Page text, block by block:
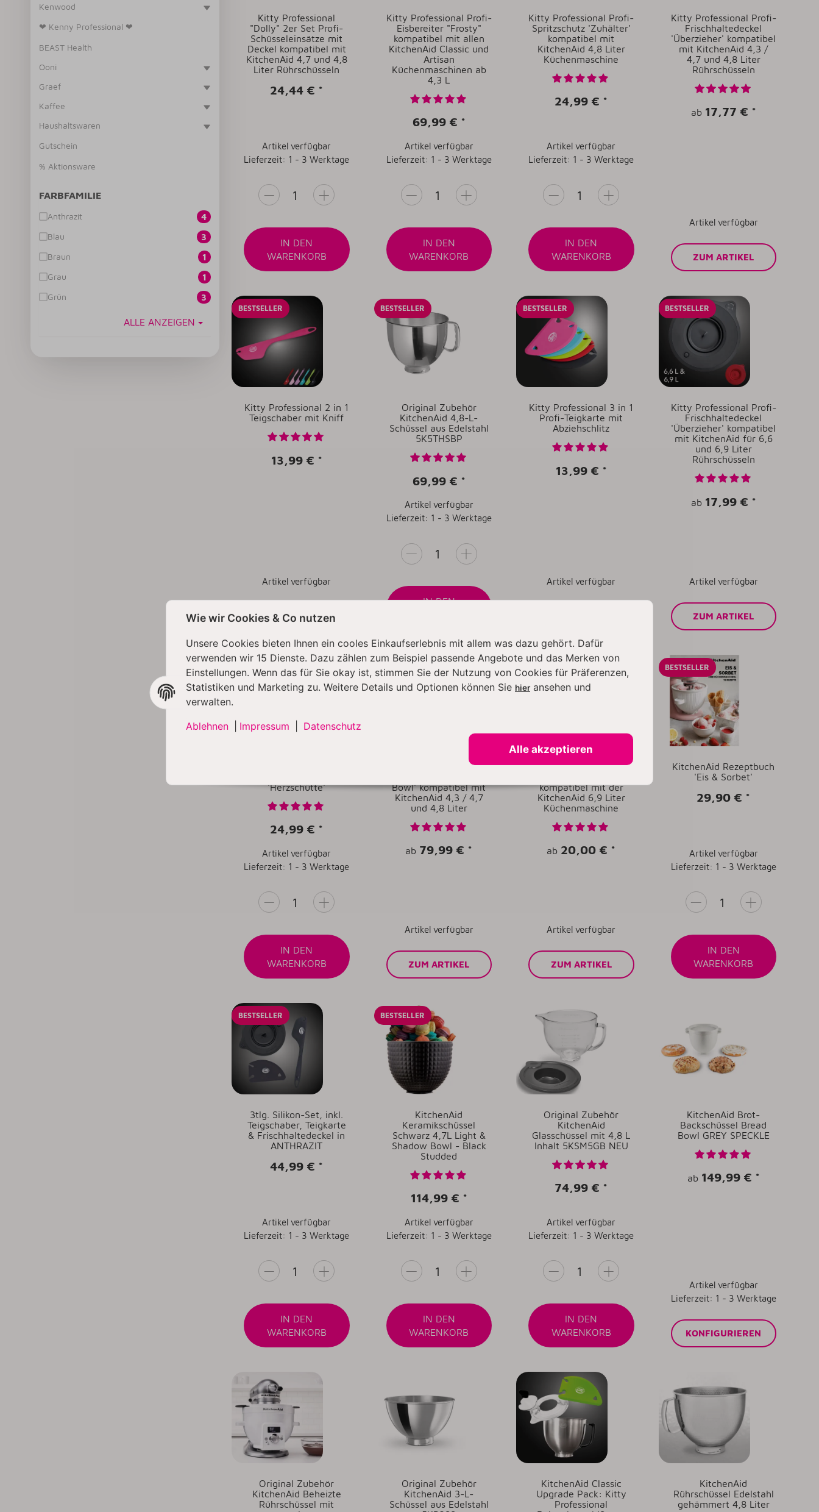
Kitty Professional
"Dolly" 2er Set Profi-
Schüsseleinsätze mit
Deckel kompatibel mit
KitchenAid 4,7 und 4,8
Liter Rührschüsseln
24,44 € *
Artikel verfügbar
Lieferzeit: 1 - 3 Werktage
IN DEN
WARENKORB
Kitty Professional Profi-
Eisbereiter "Frosty"
kompatibel mit allen
KitchenAid Classic und
Artisan
Küchenmaschinen ab
4,3 L
69,99 € *
Artikel verfügbar
Lieferzeit: 1 - 3 Werktage
IN DEN
WARENKORB
Kitty Professional Profi-
Spritzschutz 'Zuhälter'
kompatibel mit
KitchenAid 4,8 Liter
Küchenmaschine
24,99 € *
Artikel verfügbar
Lieferzeit: 1 - 3 Werktage
IN DEN
WARENKORB
Kitty Professional Profi-
Frischhaltedeckel
'Überzieher' kompatibel
mit KitchenAid 4,3 /
4,7 und 4,8 Liter
Rührschüsseln
ab 17,77 € *
Artikel verfügbar
ZUM ARTIKEL
BESTSELLER
Kitty Professional 2 in 1
Teigschaber mit Kniff
13,99 € *
Artikel verfügbar
ZUM ARTIKEL
BESTSELLER
Original Zubehör
KitchenAid 4,8-L-
Schüssel aus Edelstahl
5K5THSBP
69,99 € *
Artikel verfügbar
Lieferzeit: 1 - 3 Werktage
IN DEN
BESTSELLER
Kitty Professional 3 in 1
Profi-Teigkarte mit
Abziehschlitz
13,99 € *
Artikel verfügbar
BESTSELLER
Kitty Professional Profi-
Frischhaltedeckel
'Überzieher' kompatibel
mit KitchenAid für 6,6
und 6,9 Liter
Rührschüsseln
ab 17,99 € *
Artikel verfügbar
ZUM ARTIKEL
BESTSELLER
'Herzschütte'
24,99 € *
Artikel verfügbar
Lieferzeit: 1 - 3 Werktage
IN DEN
WARENKORB
BESTSELLER
Kitty Professional Profi-
Bowl' kompatibel mit
KitchenAid 4,3 / 4,7
und 4,8 Liter
ab 79,99 € *
Artikel verfügbar
ZUM ARTIKEL
BESTSELLER
Kitty Professional Profi-
kompatibel mit der
KitchenAid 6,9 Liter
Küchenmaschine
ab 20,00 € *
Artikel verfügbar
ZUM ARTIKEL
BESTSELLER
KitchenAid Rezeptbuch
'Eis & Sorbet'
29,90 € *
Artikel verfügbar
Lieferzeit: 1 - 3 Werktage
IN DEN
WARENKORB
BESTSELLER
3tlg. Silikon-Set, inkl.
Teigschaber, Teigkarte
& Frischhaltedeckel in
ANTHRAZIT
44,99 € *
Artikel verfügbar
Lieferzeit: 1 - 3 Werktage
IN DEN
WARENKORB
BESTSELLER
KitchenAid
Keramikschüssel
Schwarz 4,7L Light &
Shadow Bowl - Black
Studded
114,99 € *
Artikel verfügbar
Lieferzeit: 1 - 3 Werktage
IN DEN
WARENKORB
Original Zubehör
KitchenAid
Glasschüssel mit 4,8 L
Inhalt 5KSM5GB NEU
74,99 € *
Artikel verfügbar
Lieferzeit: 1 - 3 Werktage
IN DEN
WARENKORB
KitchenAid Brot-
Backschüssel Bread
Bowl GREY SPECKLE
ab 149,99 € *
Artikel verfügbar
Lieferzeit: 1 - 3 Werktage
KONFIGURIEREN
Original Zubehör
KitchenAid Beheizte
Rührschüssel mit
Original Zubehör
KitchenAid 3-L-
Schüssel aus Edelstahl
KitchenAid Classic
Upgrade Pack: Kitty
Professional
KitchenAid
Rührschüssel Edelstahl
gehämmert 4,8 Liter
Kenwood
❤ Kenny Professional ❤
BEAST Health
Ooni
Graef
Kaffee
Haushaltswaren
Gutschein
% Aktionsware
FARBFAMILIE
Anthrazit
4
Blau
3
Braun
1
Grau
1
Grün
3
ALLE ANZEIGEN
Wie wir Cookies & Co nutzen
Unsere Cookies bieten Ihnen ein cooles Einkaufserlebnis mit allem was dazu gehört. Dafür
verwenden wir 15 Dienste. Dazu zählen zum Beispiel passende Angebote und das Merken von
Einstellungen. Wenn das für Sie okay ist, stimmen Sie der Nutzung von Cookies für Präferenzen,
Statistiken und Marketing zu. Weitere Details und Optionen können Sie hier ansehen und
verwalten.
Ablehnen
Impressum
Datenschutz
Alle akzeptieren